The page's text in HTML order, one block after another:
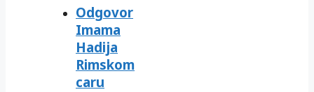
Odgovor
Imama
Hadija
Rimskom
caru